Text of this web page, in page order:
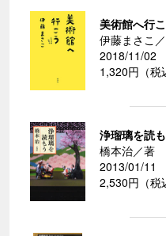
美術館へ行
伊藤まさこ
2018/11/02
1,320円（税
浄瑠璃を読
橋本治／著
2013/01/11
2,530円（税